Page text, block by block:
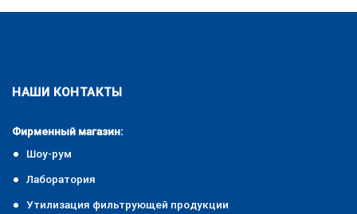
НАШИ КОНТАКТЫ
Фирменный магазин:
Шоу-рум
Лаборатория
Утилизация фильтрующей продукции